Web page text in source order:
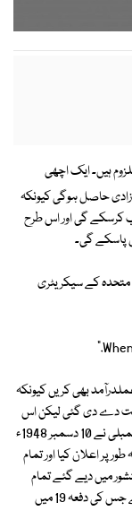
ہیں۔ ایک اچھی
حاصل ہوگی کیونکہ
کرسکے گی اور اس طرح
پاسکے گی۔
متحدہ کے سیکریٹری
بھی کریں کیونکہ
دے دی گئی لیکن اس
کے بعد کی ضمانت نہیں دی گئی۔ اقوام متحدہ کی جنرل اسمبلی نے 10 دسمبر 1948ء
پر اعلان کیا اور تمام
میں دیے گئے تمام
حقوق کی حفاظت کریں۔ یہ منشور 30 دفعات پر مشتمل ہے جس کی دفعہ 19 میں